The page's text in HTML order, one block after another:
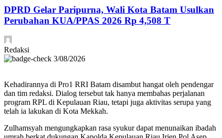
DPRD Gelar Paripurna, Wali Kota Batam Usulkan
Perubahan KUA/PPAS 2026 Rp 4,508 T
Redaksi
3/08/2026
Kehadirannya di Pro1 RRI Batam disambut hangat oleh pendengar
dan tim redaksi. Dialog tersebut tak hanya membahas perjalanan
program RPL di Kepulauan Riau, tetapi juga aktivitas serupa yang
telah ia lakukan di Kota Mekkah.
Zulhamsyah mengungkapkan rasa syukur dapat menunaikan ibadah